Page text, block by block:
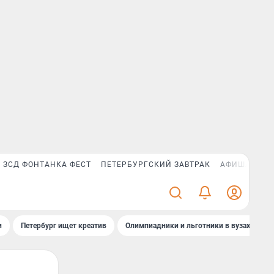
ЗСД ФОНТАНКА ФЕСТ ПЕТЕРБУРГСКИЙ ЗАВТРАК АФИША PLUS
Петербург ищет креатив Олимпиадники и льготники в вузах СПб